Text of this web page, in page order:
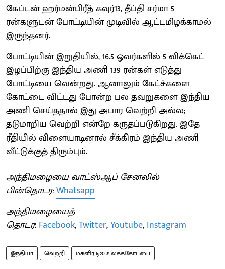
கேப்டன் ஹர்மன்பிரீத் கவுர்13, தீப்தி சர்மா 5
ரன்களுடன் போட்டியின் முடிவில் ஆட்டமிழக்காமல்
இருந்தனர்.
பாேட்டியின் இறுதியில், 16.5 ஓவர்களில் 5 விக்கெட்
இழப்பிற்கு இந்திய அணி 139 ரன்கள் எடுத்து
போட்டியை வென்றது. ஆனாலும் கேட்ச்களை
கோட்டை விட்டது போன்ற பல தவறுகளை இந்திய
அணி செய்ததால் இது அபார வெற்றி அல்ல;
தடுமாறிய வெற்றி என்றே கருதப்படுகிறது. இதே
ரீதியில் விளையாடினால் சீக்கிரம் இந்திய அணி
வீட்டுக்குத் திரும்பும்.
அந்திமழையை வாட்ஸ்ஆப் சேனலில்
பின்தொடர:Whatsapp
அந்திமழையைத்
தொடர: Facebook,Twitter,Youtube, Instagram
இந்தியா வெற்றி மகளிர் டி20 உலகக்கோப்பை